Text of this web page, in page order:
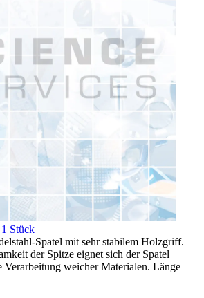
Stück
Spatel mit sehr stabilem Holzgriff.
der Spitze eignet sich der Spatel
Verarbeitung weicher Materialen. Länge